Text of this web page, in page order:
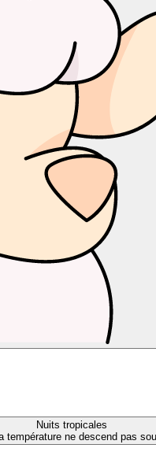
Nuits tropicales
température ne descend pas